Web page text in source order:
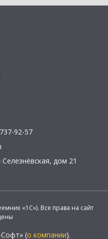
92-57
Селезнёвская, дом 21
«1С»). Все права на сайт
(о компании).